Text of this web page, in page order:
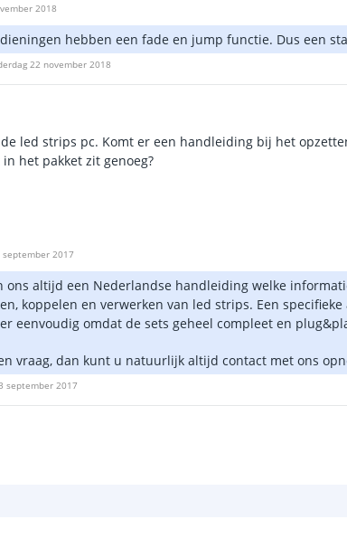
2018
hebben een fade en jump functie. Dus een
22 november 2018
led strips pc. Komt er een handleiding bij het
het pakket zit genoeg?
2017
ons altijd een Nederlandse handleiding welke
koppelen en verwerken van led strips. Een
eenvoudig omdat de sets geheel compleet en
vraag, dan kunt u natuurlijk altijd contact met ons
september 2017